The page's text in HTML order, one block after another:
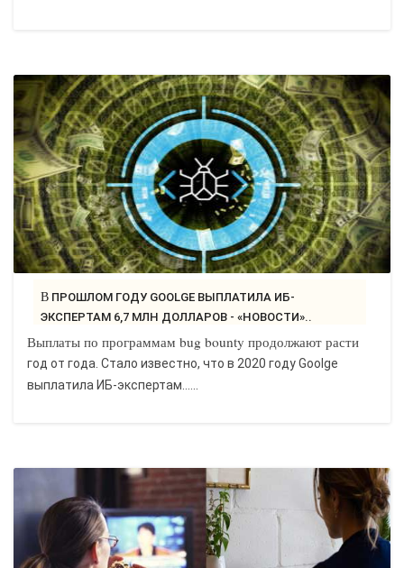
В ПРОШЛОМ ГОДУ GOOLGE ВЫПЛАТИЛА ИБ-
ЭКСПЕРТАМ 6,7 МЛН ДОЛЛАРОВ - «НОВОСТИ»..
Выплаты по программам bug bounty продолжают расти
год от года. Стало известно, что в 2020 году Goolge
выплатила ИБ-экспертам…...